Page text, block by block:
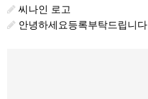
씨나인 로고
안녕하세요등록부탁드립니다